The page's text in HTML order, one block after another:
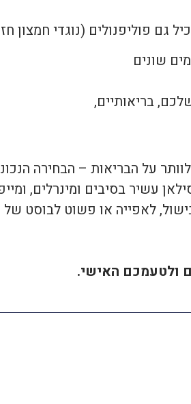
שונים
בריאותיים,
על הבריאות – הבחירה
עשיר בסיבים ומינרלים,
לאפייה או פשוט לבוסט של
ולטעמכם האישי.